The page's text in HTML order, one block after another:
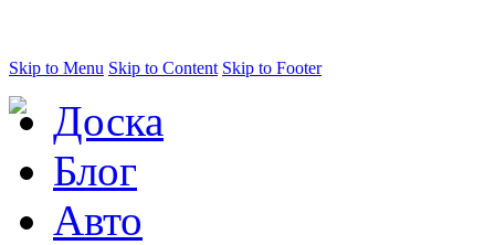
Skip to Menu Skip to Content Skip to Footer
Доска
Блог
Авто